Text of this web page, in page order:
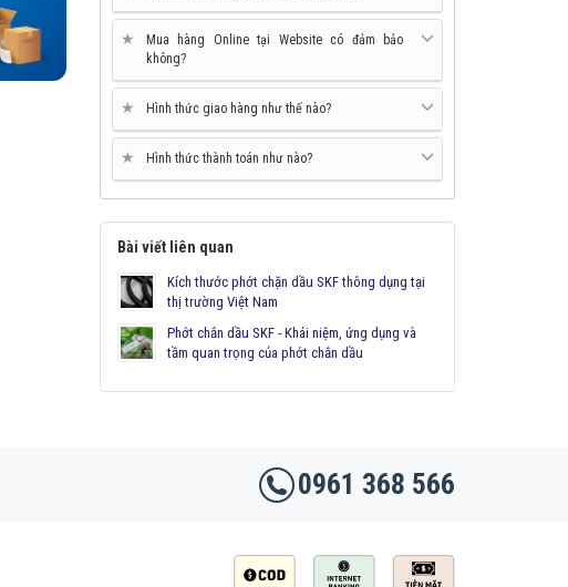
★
Mua hàng Online tại Website có đảm bảo
không?
★ Hình thức giao hàng như thế nào?
★ Hình thức thành toán như nào?
Bài viết liên quan
Kích thước phớt chặn dầu SKF thông dụng tại
thị trường Việt Nam
Phớt chắn dầu SKF - Khái niệm, ứng dụng và
tầm quan trọng của phớt chắn dầu
0961 368 566